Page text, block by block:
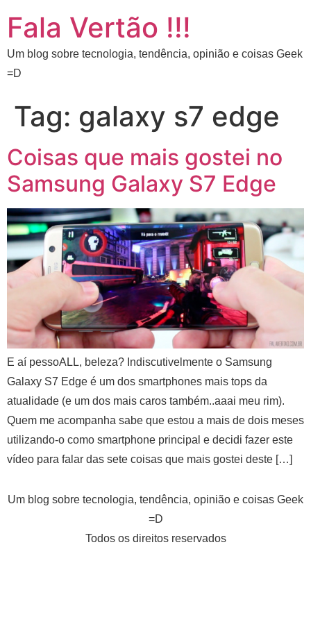
Fala Vertão !!!
Um blog sobre tecnologia, tendência, opinião e coisas Geek
=D
Tag: galaxy s7 edge
Coisas que mais gostei no
Samsung Galaxy S7 Edge
E aí pessoALL, beleza? Indiscutivelmente o Samsung
Galaxy S7 Edge é um dos smartphones mais tops da
atualidade (e um dos mais caros também..aaai meu rim).
Quem me acompanha sabe que estou a mais de dois meses
utilizando-o como smartphone principal e decidi fazer este
vídeo para falar das sete coisas que mais gostei deste […]
Um blog sobre tecnologia, tendência, opinião e coisas Geek
=D
Todos os direitos reservados